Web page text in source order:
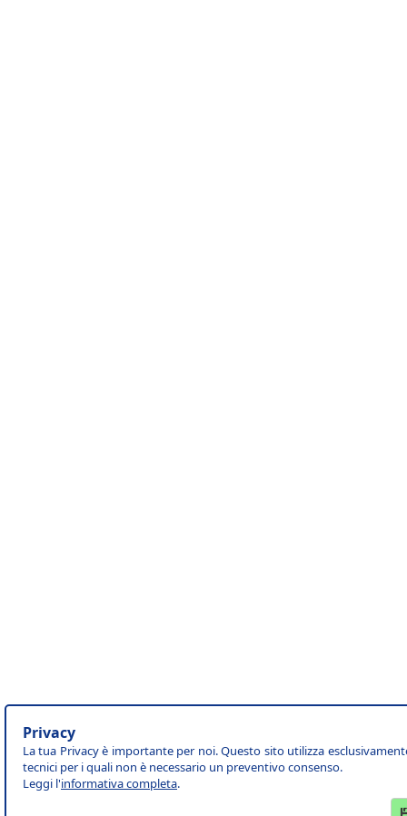
Privacy
La tua Privacy è importante per noi. Questo sito utilizza
tecnici per i quali non è necessario un preventivo consenso.
Leggi l'informativa completa.